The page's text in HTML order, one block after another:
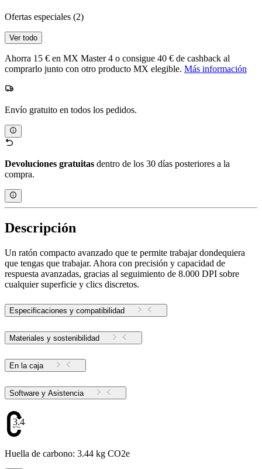
Ofertas especiales (2)
Ver todo
Ahorra 15 € en MX Master 4 o consigue 40 € de cashback al
comprarlo junto con otro producto MX elegible. Más información
Envío gratuito en todos los pedidos.
Devoluciones gratuitas dentro de los 30 días posteriores a la
compra.
Descripción
Un ratón compacto avanzado que te permite trabajar dondequiera
que tengas que trabajar. Ahora con precisión y capacidad de
respuesta avanzadas, gracias al seguimiento de 8.000 DPI sobre
cualquier superficie y clics discretos.
Especificaciones y compatibilidad
Materiales y sostenibilidad
En la caja
Software y Asistencia
3.44
Huella de carbono: 3.44 kg CO2e